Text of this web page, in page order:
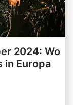
2024: Wo
in Europa